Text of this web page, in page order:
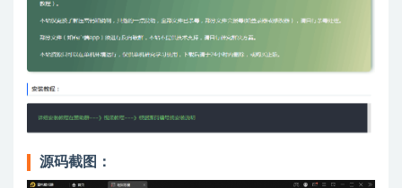
源码截图：